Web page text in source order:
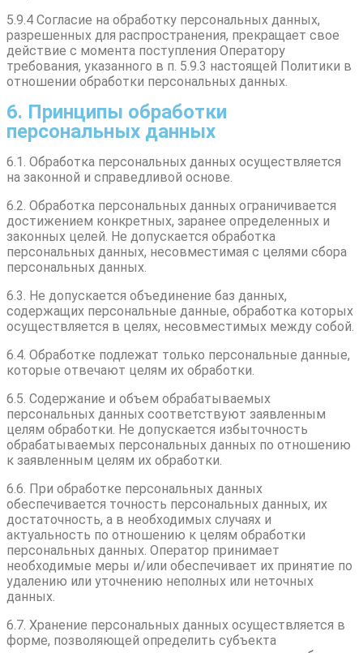
5.9.4 Согласие на обработку персональных данных,
разрешенных для распространения, прекращает свое
действие с момента поступления Оператору
требования, указанного в п. 5.9.3 настоящей Политики в
отношении обработки персональных данных.
6. Принципы обработки
персональных данных
6.1. Обработка персональных данных осуществляется
на законной и справедливой основе.
6.2. Обработка персональных данных ограничивается
достижением конкретных, заранее определенных и
законных целей. Не допускается обработка
персональных данных, несовместимая с целями сбора
персональных данных.
6.3. Не допускается объединение баз данных,
содержащих персональные данные, обработка которых
осуществляется в целях, несовместимых между собой.
6.4. Обработке подлежат только персональные данные,
которые отвечают целям их обработки.
6.5. Содержание и объем обрабатываемых
персональных данных соответствуют заявленным
целям обработки. Не допускается избыточность
обрабатываемых персональных данных по отношению
к заявленным целям их обработки.
6.6. При обработке персональных данных
обеспечивается точность персональных данных, их
достаточность, а в необходимых случаях и
актуальность по отношению к целям обработки
персональных данных. Оператор принимает
необходимые меры и/или обеспечивает их принятие по
удалению или уточнению неполных или неточных
данных.
6.7. Хранение персональных данных осуществляется в
форме, позволяющей определить субъекта